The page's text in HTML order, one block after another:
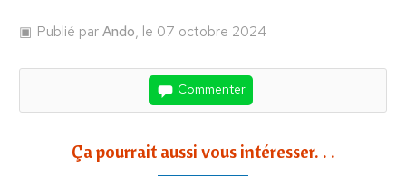
Publié parAndo, le 07 octobre 2024
Commenter
Ça pourrait aussi vous intéresser. . .